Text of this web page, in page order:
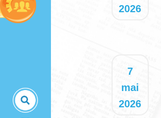
2026
7
mai
2026